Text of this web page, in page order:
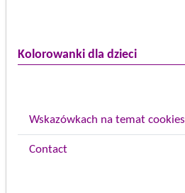
Kolorowanki dla dzieci
Wskazówkach na temat cookies
Contact